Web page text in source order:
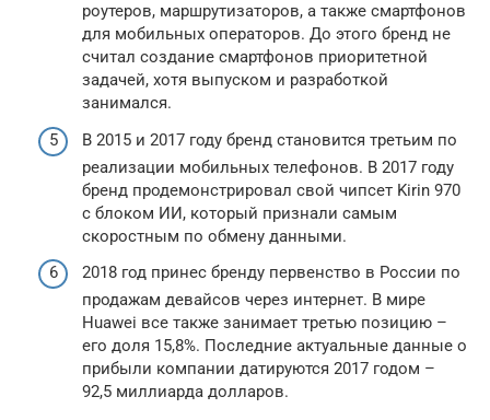
роутеров, маршрутизаторов, а также смартфонов
для мобильных операторов. До этого бренд не
считал создание смартфонов приоритетной
задачей, хотя выпуском и разработкой
занимался.
В 2015 и 2017 году бренд становится третьим по
реализации мобильных телефонов. В 2017 году
бренд продемонстрировал свой чипсет Kirin 970
с блоком ИИ, который признали самым
скоростным по обмену данными.
2018 год принес бренду первенство в России по
продажам девайсов через интернет. В мире
Huawei все также занимает третью позицию –
его доля 15,8%. Последние актуальные данные о
прибыли компании датируются 2017 годом –
92,5 миллиарда долларов.